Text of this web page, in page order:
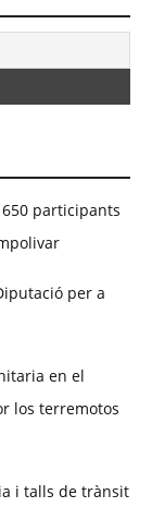
participants
per a
en el
los terremotos
i talls de trànsit